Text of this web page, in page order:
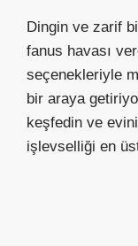
Dingin ve zarif
fanus havası
seçenekleriyle
bir araya
keşfedin ve
işlevselliği en